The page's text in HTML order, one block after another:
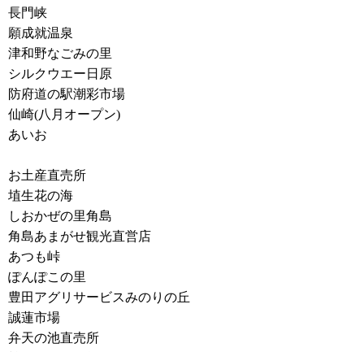
長門峡
願成就温泉
津和野なごみの里
シルクウエー日原
防府道の駅潮彩市場
仙崎(八月オープン)
あいお
お土産直売所
埴生花の海
しおかぜの里角島
角島あまがせ観光直営店
あつも峠
ぽんぽこの里
豊田アグリサービスみのりの丘
誠蓮市場
弁天の池直売所